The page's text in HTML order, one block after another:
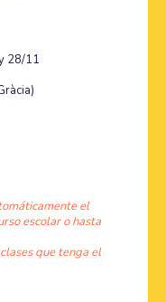
28/11
el
escolar o hasta
que tenga el